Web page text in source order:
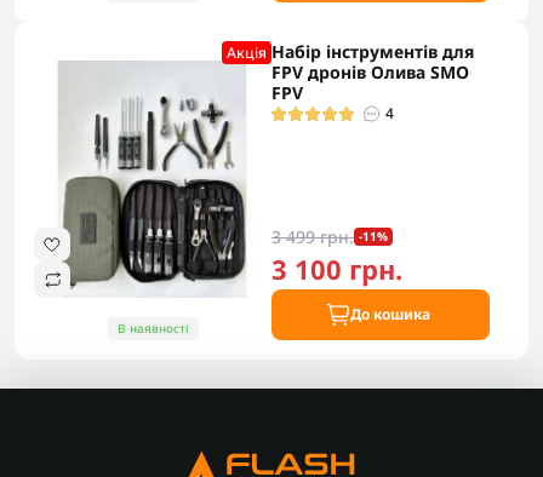
Акцiя
В наявності
Набір інструментів для
FPV дронів Олива SMO
FPV
4
3 499 грн. -11%
3 100 грн.
До кошика